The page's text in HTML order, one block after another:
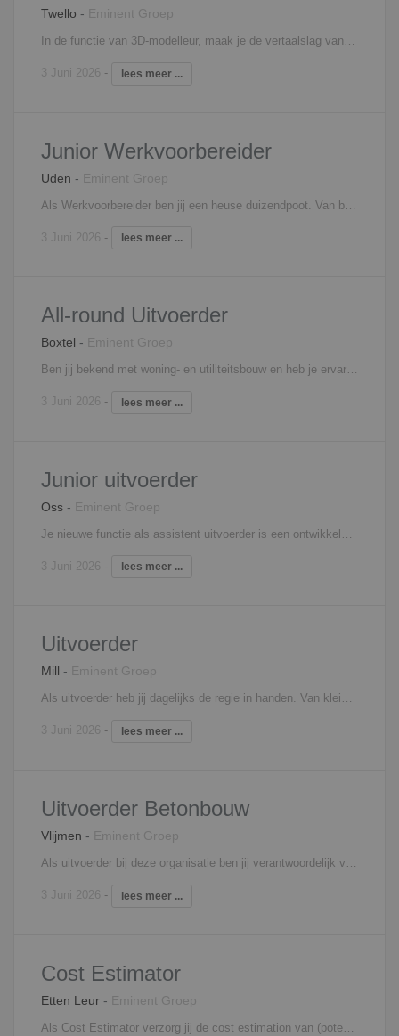
Twello - Eminent Groep
In de functie van 3D-modelleur, maak je de vertaalslag van de techniek naar het integrale 3D model (BIM) Je houdt je bezig met de volgende werkzaamheden: Het uitwerken en aanvragen van de omgevingsvergunning incl. bijbehorende bouwbesluit toetsing; Maken en detailleren van (3D) bouwtekeningen in de diverse stadia van een project; Je controleert en toetst uitgevoerde werkzaamheden, tekenwerk en bouwtechnische details aan interne en externe kwaliteitstandaarden, Bouwbesluit en andere norm- en regelgeving; Coördineren en assembleren naar uitvoeringstekeningen; Werken in Revit-modellen met o.a. de bouwkundige onderdelen (fundatie- staalconstructie-wanden-buitenopeningen-afbouw); Engineering planning maken afgestemd op uitvoeringsplanning; Je werkt nauw samen en overlegt met vele externe partijen zoals de opdrachtgever, (staal)constructeur en architect, adviseur en leveranciers; Werkvoorbereidingstaken zoals coördineren en controleren uitvoeringsgegevens van leveranciers. Interesse? Neem contact op met Anneloes Rabel, 06 - 18 73 33 45,
3 Juni 2026 - lees meer ...
Junior Werkvoorbereider
Uden - Eminent Groep
3 Juni 2026 - lees meer ...
All-round Uitvoerder
Boxtel - Eminent Groep
Ben jij bekend met woning- en utiliteitsbouw en heb je ervaring met zowel nieuwbouw als renovatie&onderhoud? Dan is deze functie van all-rounder op je lijf geschreven. Als all-rounder weet jij dan ook beter dan iedereen wat de functie inhoudt. Hierbij toch een korte samenvatting: Overleg met de projectleider Communicatie van- en naar werkvoorbereider Coördinatie bouw- en logistieke processen Coördinatie van planning Administratieve taken Sparren en overleg met werkvoorbereiding Bouwplaatsinrichting, inkoop, afroepen materiaal en materieel Coördinatie bouwplaats, aansturen medewerkers en onderaannemers Kwaliteitscontrole en V&G controle Aandragen verbeteren en optimaliseren (bouw)methodieken Opleveren projecten Interesse? Neem contact op met Filip Martens, 06 - 18 25 71 31,
3 Juni 2026 - lees meer ...
Junior uitvoerder
Oss - Eminent Groep
3 Juni 2026 - lees meer ...
Uitvoerder
Mill - Eminent Groep
Als uitvoerder heb jij dagelijks de regie in handen. Van kleine tot grote projecten; jij bent verantwoordelijk voor de uitvoering. Een typische dag kan de volgende taken bevatten: Overleg met werkvoorbereider Planningen maken en bewaken Werkadministratie Overleg met hoofduitvoerder Het aansturen van intern/extern personeel Kwaliteitscontrole Interesse? Neem contact op met Filip Martens, 06 - 18 25 71 31,
3 Juni 2026 - lees meer ...
Uitvoerder Betonbouw
Vlijmen - Eminent Groep
3 Juni 2026 - lees meer ...
Cost Estimator
Etten Leur - Eminent Groep